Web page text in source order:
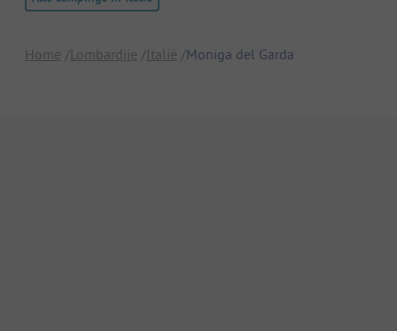
Home Lombardije Italië Moniga del Garda